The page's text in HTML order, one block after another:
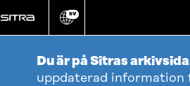
direkt
till
Ändra
språk
SV
Du är på Sitras
uppdaterad information